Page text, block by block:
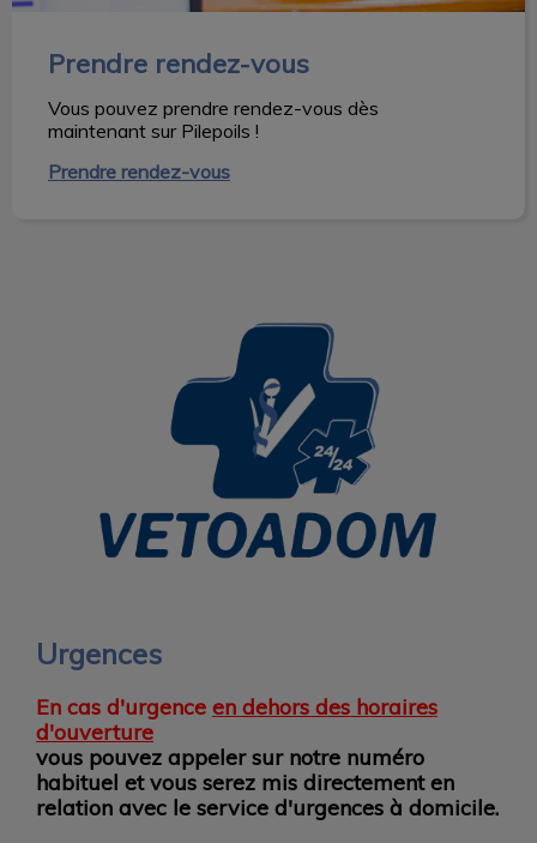
Prendre rendez-vous
Vous pouvez prendre rendez-vous dès
maintenant sur Pilepoils !
Prendre rendez-vous
Urgences
En cas d'urgence en dehors des horaires
d'ouverture
vous pouvez appeler sur notre numéro
habituel et vous serez mis directement en
relation avec le service d'urgences à domicile.